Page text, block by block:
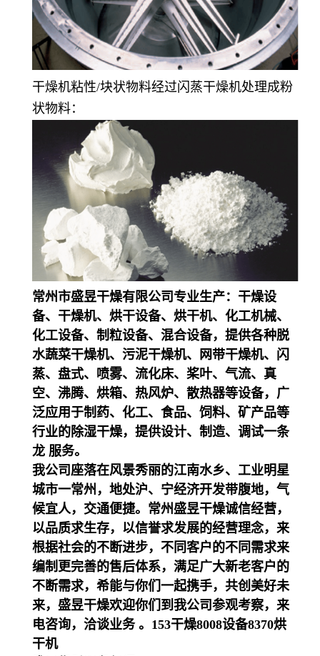
干燥机粘性/块状物料经过闪蒸干燥机处理成粉
状物料：
常州市盛昱干燥有限公司专业生产：干燥设
备、干燥机、烘干设备、烘干机、化工机械、
化工设备、制粒设备、混合设备，提供各种脱
水蔬菜干燥机、污泥干燥机、网带干燥机、闪
蒸、盘式、喷雾、流化床、桨叶、气流、真
空、沸腾、烘箱、热风炉、散热器等设备，广
泛应用于制药、化工、食品、饲料、矿产品等
行业的除湿干燥，提供设计、制造、调试一条
龙 服务。
我公司座落在风景秀丽的江南水乡、工业明星
城市一常州，地处沪、宁经济开发带腹地，气
候宜人，交通便捷。常州盛昱干燥诚信经营，
以品质求生存，以信誉求发展的经营理念，来
根据社会的不断进步，不同客户的不同需求来
编制更完善的售后体系，满足广大新老客户的
不断需求，希能与你们一起携手，共创美好未
来，盛昱干燥欢迎你们到我公司参观考察，来
电咨询，洽谈业务 。153干燥8008设备8370烘
干机